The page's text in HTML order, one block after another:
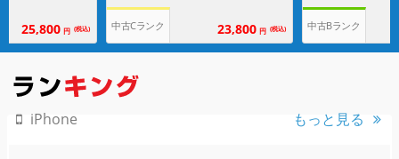
25,800 円 (税込) 中古Cランク 23,800 円 (税込) 中古Bランク
iPhone もっと見る